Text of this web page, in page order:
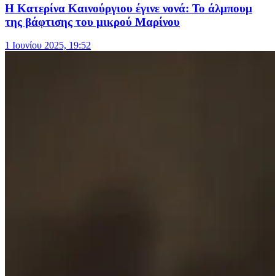
Η Κατερίνα Καινούργιου έγινε νονά: Το άλμπουμ
της βάφτισης του μικρού Μαρίνου
1 Ιουνίου 2025, 19:52